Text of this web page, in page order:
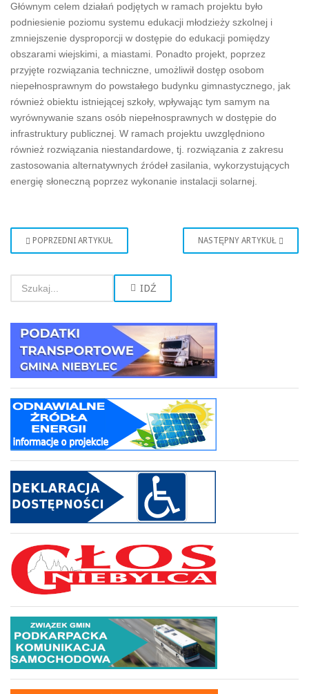
Głównym celem działań podjętych w ramach projektu było
podniesienie poziomu systemu edukacji młodzieży szkolnej i
zmniejszenie dysproporcji w dostępie do edukacji pomiędzy
obszarami wiejskimi, a miastami. Ponadto projekt, poprzez
przyjęte rozwiązania techniczne, umożliwił dostęp osobom
niepełnosprawnym do powstałego budynku gimnastycznego, jak
również obiektu istniejącej szkoły, wpływając tym samym na
wyrównywanie szans osób niepełnosprawnych w dostępie do
infrastruktury publicznej. W ramach projektu uwzględniono
również rozwiązania niestandardowe, tj. rozwiązania z zakresu
zastosowania alternatywnych źródeł zasilania, wykorzystujących
energię słoneczną poprzez wykonanie instalacji solarnej.
POPRZEDNI ARTYKUŁ NASTĘPNY ARTYKUŁ
IDŹ